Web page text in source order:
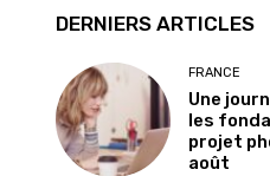
DERNIERS ARTICLES
FRANCE
Une
les
projet
août